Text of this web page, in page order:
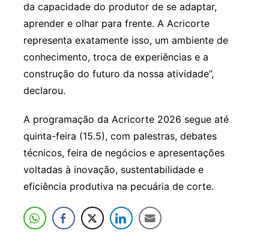
da capacidade do produtor de se adaptar,
aprender e olhar para frente. A Acricorte
representa exatamente isso, um ambiente de
conhecimento, troca de experiências e a
construção do futuro da nossa atividade”,
declarou.
A programação da Acricorte 2026 segue até
quinta-feira (15.5), com palestras, debates
técnicos, feira de negócios e apresentações
voltadas à inovação, sustentabilidade e
eficiência produtiva na pecuária de corte.